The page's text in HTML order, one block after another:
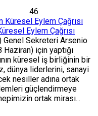
46
Eylem Çağrısı
Genel Sekreteri Arsenio
için yaptığı
küresel iş birliğinin bir
dünya liderlerini, sanayi
nesiller adına ortak
güçlendirmeye
ortak mirası...